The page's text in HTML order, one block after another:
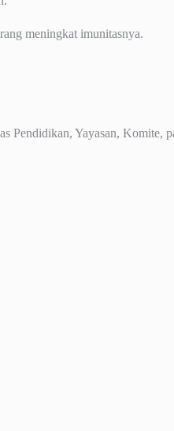
meningkat imunitasnya.
Pendidikan, Yayasan, Komite,